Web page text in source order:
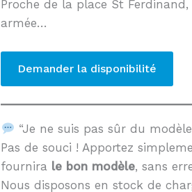
Proche de la place St
armée…
Demander la disponibilité
“Je ne suis pas sûr du
Pas de souci ! Apportez
fournira le bon modèle, sans
Nous disposons en stock de